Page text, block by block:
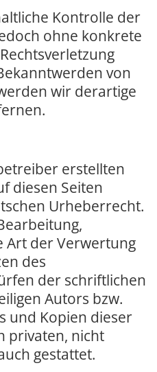
Kontrolle der
ohne konkrete
von
wir derartige
erstellten
diesen Seiten
Urheberrecht.
Art der Verwertung
des
der schriftlichen
Autors bzw.
und Kopien dieser
privaten, nicht
gestattet.